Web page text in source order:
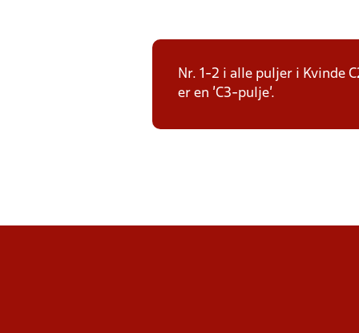
Nr. 1-2 i alle puljer i Kvinde
er en 'C3-pulje'.